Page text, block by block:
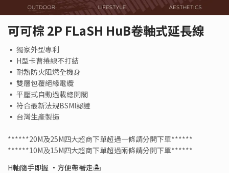
可可棕 2P FLaSH HuB卷軸式延長線
▪ 獨家外型專利
▪ H型卡曹捲線不打結
▪ 耐熱防火阻燃全機身
▪ 雙層包覆絕緣電纜
▪ 平壓式自動過載總開關
▪ 符合最新法規BSMI認證
▪ 台灣生產製造
******20M及25M四大超商下單超過一條請分開下單******
******10M及15M四大超商下單超過兩條請分開下單******
H軸隨手即握 •方便帶著走🏝️